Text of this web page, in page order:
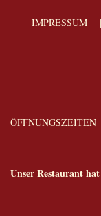
IMPRESSUM
ÖFFNUNGSZEITEN
Unser Restaurant hat